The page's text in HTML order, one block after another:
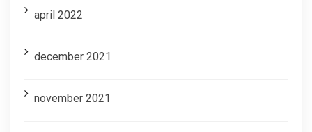
april 2022
december 2021
november 2021